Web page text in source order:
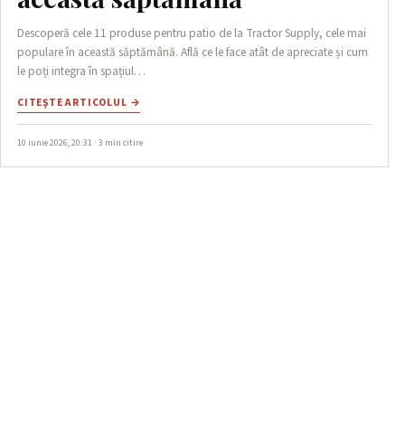
Descoperă cele 11 produse pentru patio de la Tractor Supply, cele mai
populare în această săptămână. Află ce le face atât de apreciate și cum
le poți integra în spațiul…
CITEŞTE ARTICOLUL →
10 iunie 2026, 20:31 · 3 min citire